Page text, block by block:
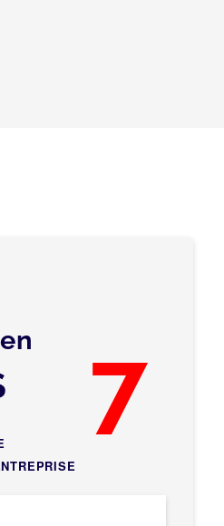
7